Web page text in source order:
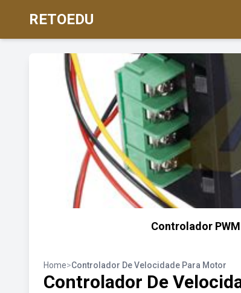
RETOEDU
Controlador
Home>Controlador De Velocidade Para Motor
Controlador De